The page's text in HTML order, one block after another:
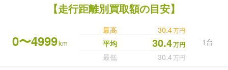
【走行距離別買取額の目安】
0〜4999km
最高 30.4万円
1台
平均 30.4万円
最低 30.4万円